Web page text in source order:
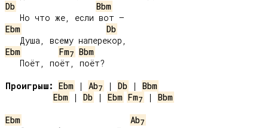
Db
Bbm
Ebm
Db
Ebm
Fm7 Bbm
Проигрыш: Ebm | Ab7 | Db | Bbm
Ebm | Db | Ebm Fm7 | Bbm
Ebm
Ab7